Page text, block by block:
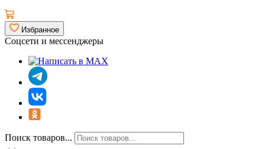
Избранное
Соцсети и мессенджеры
Поиск товаров...